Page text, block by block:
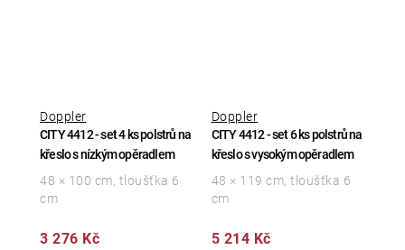
CITY 4412 - set 4 ks polstrů na
křeslo s nízkým opěradlem
Doppler
3 276 Kč
48 × 100 cm, tloušťka 6
cm
CITY 4412 - set 6 ks polstrů na
křeslo s vysokým opěradlem
Doppler
5 214 Kč
48 × 119 cm, tloušťka 6
cm